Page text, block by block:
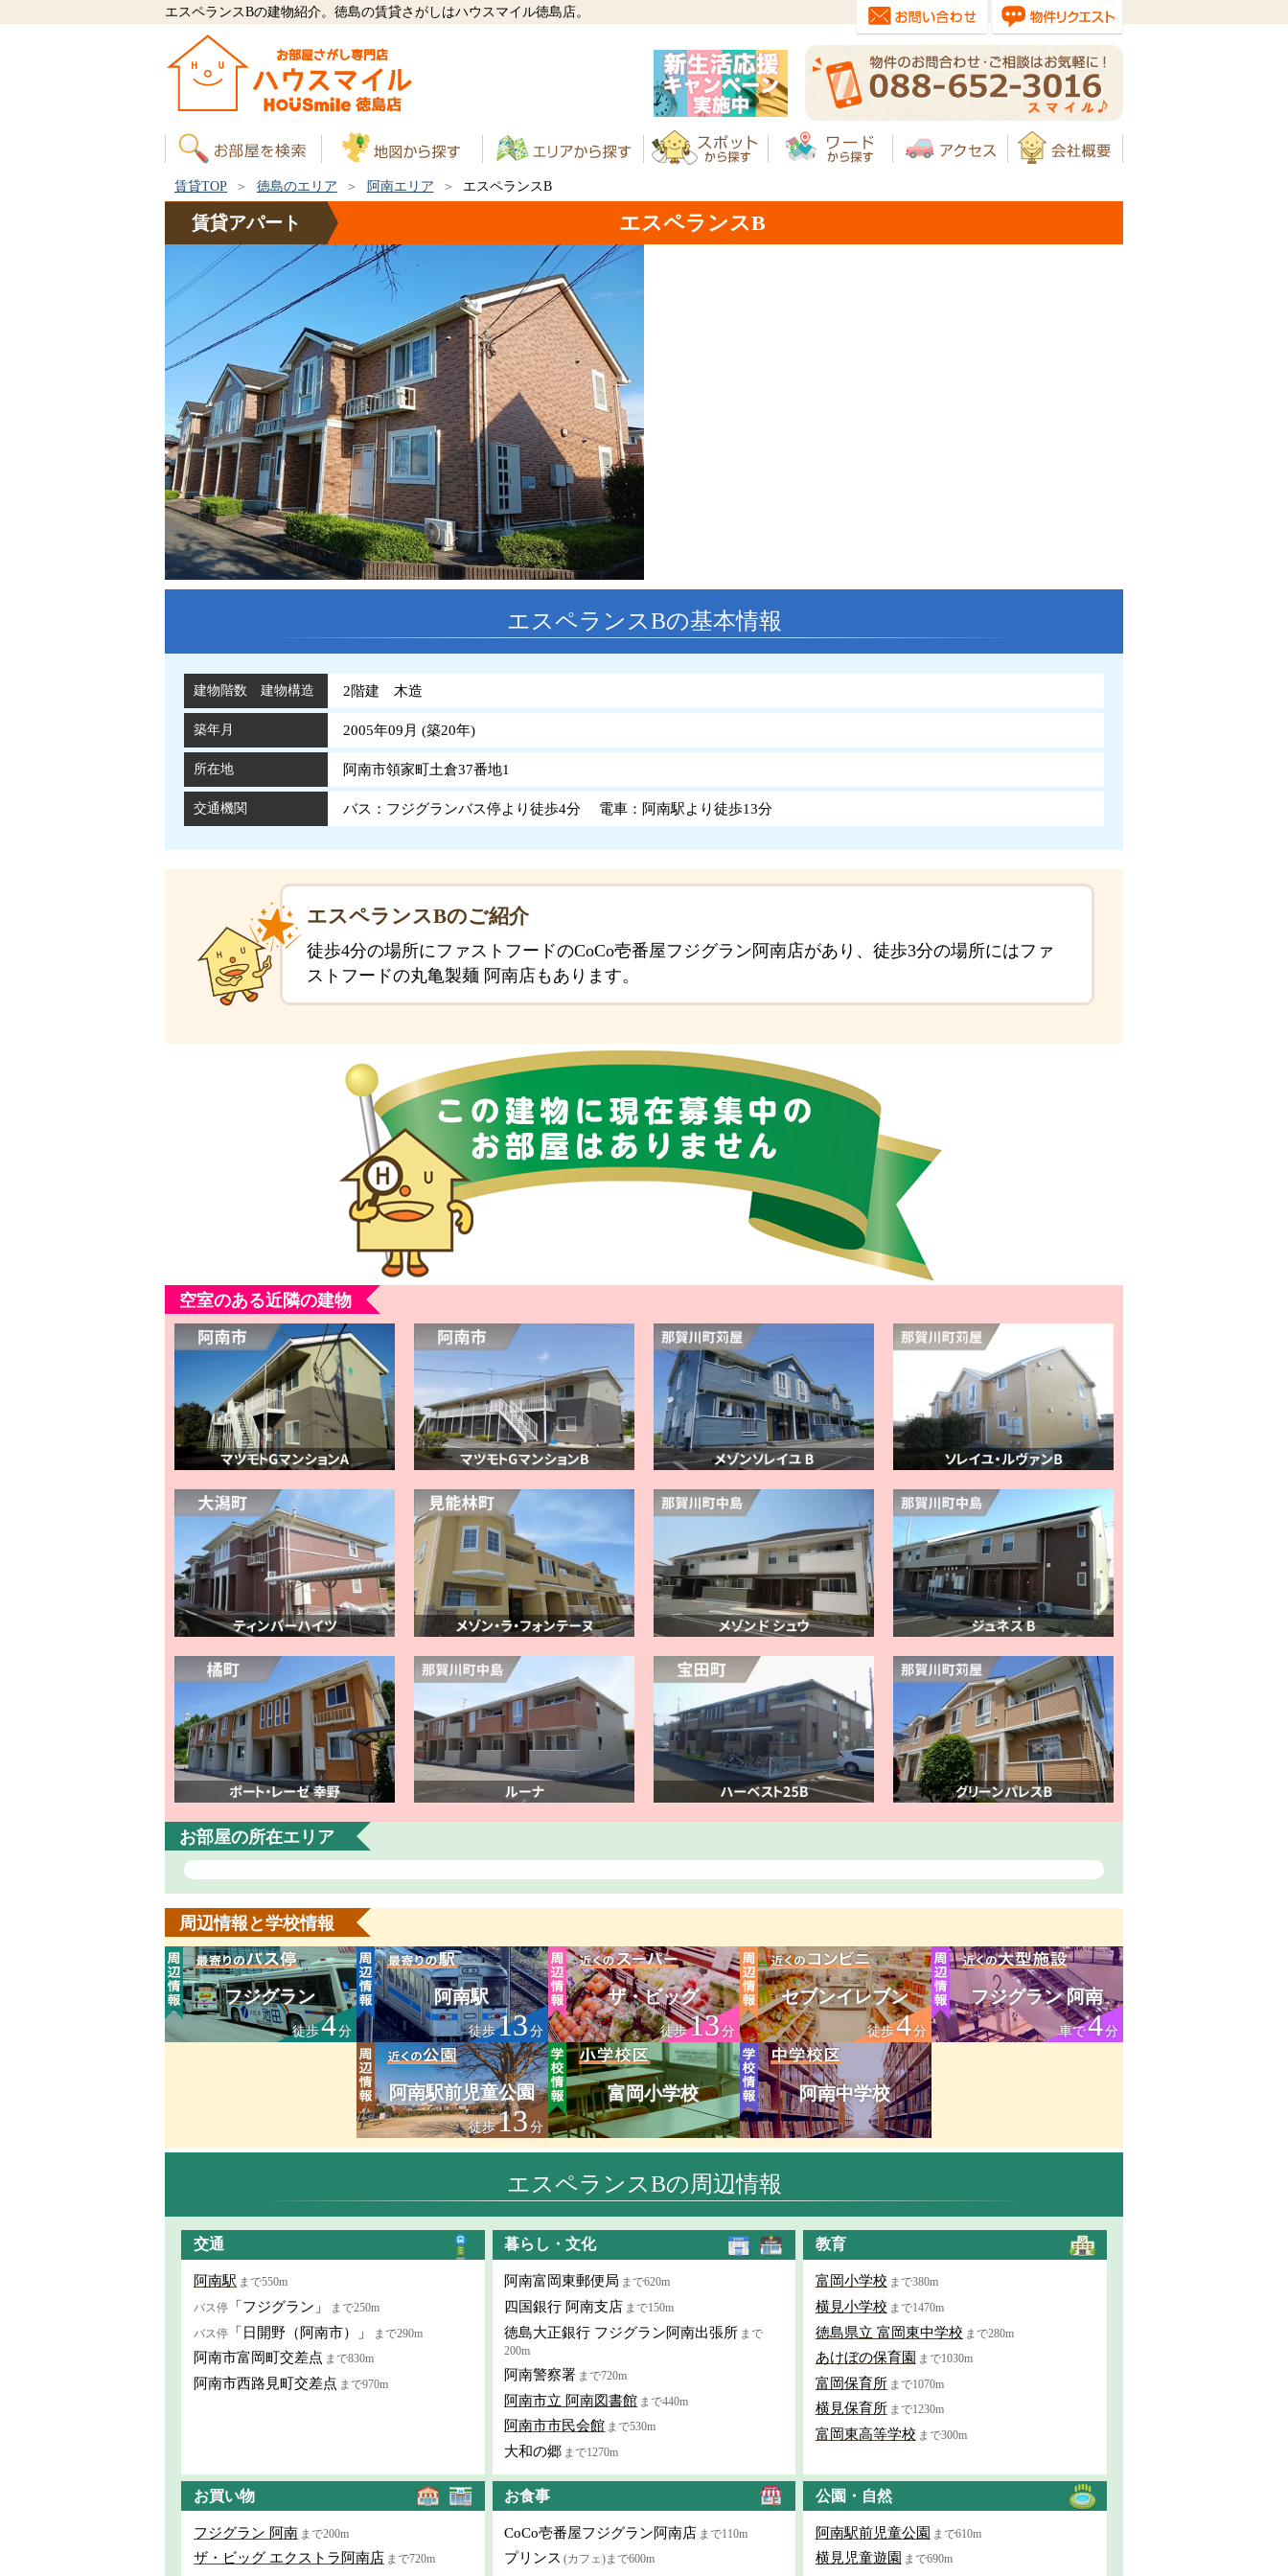
エスペランスBの建物紹介。徳島の賃貸さがしはハウスマイル徳島店。
賃貸TOP 徳島のエリア 阿南エリア エスペランスB
賃貸アパート エスペランスB
エスペランスBの基本情報
建物階数 建物構造 2階建 木造
築年月 2005年09月 (築20年)
所在地 阿南市領家町土倉37番地1
交通機関 バス：フジグランバス停より徒歩4分 電車：阿南駅より徒歩13分
エスペランスBのご紹介
徒歩4分の場所にファストフードのCoCo壱番屋フジグラン阿南店があり、徒歩3分の場所にはファ
ストフードの丸亀製麺 阿南店もあります。
空室のある近隣の建物
お部屋の所在エリア
周辺情報と学校情報
フジグラン
徒歩4分
阿南駅
徒歩13分
ザ・ビッグ
徒歩13分
セブンイレブン
徒歩4分
フジグラン 阿南
車で4分
阿南駅前児童公園
徒歩13分
富岡小学校 阿南中学校
エスペランスBの周辺情報
交通
阿南駅 まで550m
バス停 「フジグラン」
まで250m
バス停 「日開野（阿南市）」 まで290m
阿南市富岡町交差点 まで830m
阿南市西路見町交差点 まで970m
暮らし・文化
阿南富岡東郵便局 まで620m
四国銀行 阿南支店 まで150m
徳島大正銀行 フジグラン阿南出張所 まで
200m
阿南警察署 まで720m
阿南市立 阿南図書館 まで440m
阿南市市民会館 まで530m
大和の郷 まで1270m
教育
富岡小学校 まで380m
横見小学校 まで1470m
徳島県立 富岡東中学校 まで280m
あけぼの保育園 まで1030m
富岡保育所 まで1070m
横見保育所 まで1230m
富岡東高等学校 まで300m
お買い物
フジグラン 阿南 まで200m
ザ・ビッグ エクストラ阿南店 まで720m
お食事
CoCo壱番屋フジグラン阿南店 まで110m
プリンス (カフェ)まで600m
公園・自然
阿南駅前児童公園 まで610m
横見児童遊園 まで690m